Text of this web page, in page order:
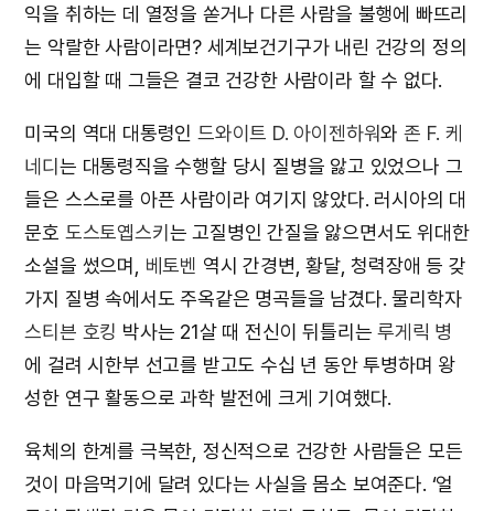
익을 취하는 데 열정을 쏟거나 다른 사람을 불행에 빠뜨리
는 악랄한 사람이라면? 세계보건기구가 내린 건강의 정의
에 대입할 때 그들은 결코 건강한 사람이라 할 수 없다.
미국의 역대 대통령인 드와이트 D. 아이젠하워와존 F. 케
네디는 대통령직을 수행할 당시 질병을 앓고 있었으나 그
들은 스스로를 아픈 사람이라 여기지 않았다. 러시아의 대
문호 도스토옙스키는 고질병인 간질을 앓으면서도 위대한
소설을 썼으며, 베토벤 역시 간경변, 황달, 청력장애 등 갖
가지 질병 속에서도 주옥같은 명곡들을 남겼다. 물리학자
스티븐 호킹 박사는 21살 때 전신이 뒤틀리는루게릭 병
에 걸려 시한부 선고를 받고도 수십 년 동안 투병하며 왕
성한 연구 활동으로 과학 발전에 크게 기여했다.
육체의 한계를 극복한, 정신적으로 건강한 사람들은 모든
것이 마음먹기에 달려 있다는 사실을 몸소 보여준다. ‘얼